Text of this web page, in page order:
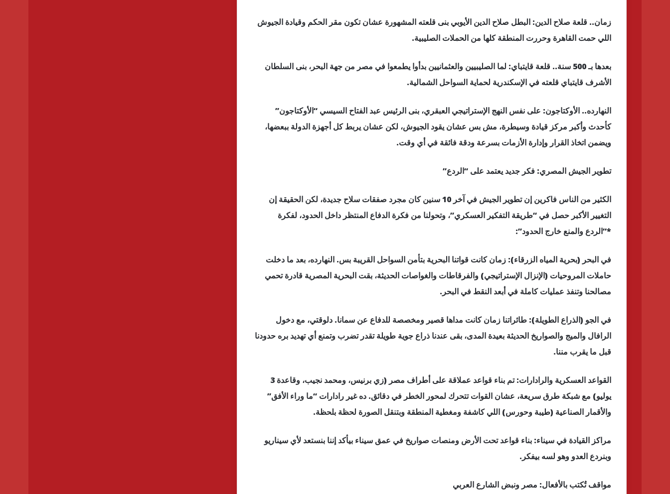
زمان.. قلعة صلاح الدين: البطل صلاح الدين الأيوبي بنى قلعته المشهورة عشان تكون مقر الحكم وقيادة الجيوش
اللي حمت القاهرة وحررت المنطقة كلها من الحملات الصليبية.
بعدها بـ 500 سنة.. قلعة قايتباي: لما الصليبيين والعثمانيين بدأوا يطمعوا في مصر من جهة البحر، بنى السلطان
الأشرف قايتباي قلعته في الإسكندرية لحماية السواحل الشمالية.
النهارده.. الأوكتاجون: على نفس النهج الإستراتيجي العبقري، بنى الرئيس عبد الفتاح السيسي “الأوكتاجون”
كأحدث وأكبر مركز قيادة وسيطرة، مش بس عشان يقود الجيوش، لكن عشان يربط كل أجهزة الدولة ببعضها،
ويضمن اتخاذ القرار وإدارة الأزمات بسرعة ودقة فائقة في أي وقت.
تطوير الجيش المصري: فكر جديد يعتمد على “الردع”
الكثير من الناس فاكرين إن تطوير الجيش في آخر 10 سنين كان مجرد صفقات سلاح جديدة، لكن الحقيقة إن
التغيير الأكبر حصل في “طريقة التفكير العسكري”، وتحولنا من فكرة الدفاع المنتظر داخل الحدود، لفكرة
*”الردع والمنع خارج الحدود”:
في البحر (بحرية المياه الزرقاء): زمان كانت قواتنا البحرية بتأمن السواحل القريبة بس. النهارده، بعد ما دخلت
حاملات المروحيات (الإنزال الإستراتيجي) والفرقاطات والغواصات الحديثة، بقت البحرية المصرية قادرة تحمي
مصالحنا وتنفذ عمليات كاملة في أبعد النقط في البحر.
في الجو (الذراع الطويلة): طائراتنا زمان كانت مداها قصير ومخصصة للدفاع عن سمانا. دلوقتي، مع دخول
الرافال والميج والصواريخ الحديثة بعيدة المدى، بقى عندنا ذراع جوية طويلة تقدر تضرب وتمنع أي تهديد بره حدودنا
قبل ما يقرب مننا.
القواعد العسكرية والرادارات: تم بناء قواعد عملاقة على أطراف مصر (زي برنيس، ومحمد نجيب، وقاعدة 3
يوليو) مع شبكة طرق سريعة، عشان القوات تتحرك لمحور الخطر في دقائق. ده غير رادارات “ما وراء الأفق”
والأقمار الصناعية (طيبة وحورس) اللي كاشفة ومغطية المنطقة وبتنقل الصورة لحظة بلحظة.
مراكز القيادة في سيناء: بناء قواعد تحت الأرض ومنصات صواريخ في عمق سيناء بيأكد إننا بنستعد لأي سيناريو
وبنردع العدو وهو لسه بيفكر.
مواقف تُكتب بالأفعال: مصر ونبض الشارع العربي